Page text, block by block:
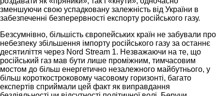
зменшуючи свою успадковану залежність від України в
забезпеченні безперервності експорту російського газу.
Безсумнівно, більшість європейських країн не забували про
небезпеку збільшення імпорту російського газу за останнє
десятиліття через Nord Stream 1. Незважаючи на те, що
російський газ мав бути лише проміжним, тимчасовим
мостом до більш енергетично незалежного майбутнього, у
більш короткостроковому часовому горизонті, багато
експертів сприймали цей факт як виправдання